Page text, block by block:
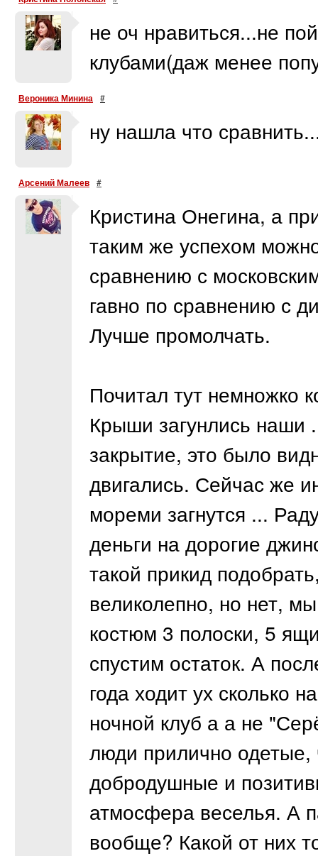
не оч нравиться...не
клубами(даж менее
Вероника Минина #
ну нашла что
Арсений Малеев #
Кристина Онегина, а
таким же успехом
сравнению с
гавно по сравнению с
Лучше промолчать.
Почитал тут немножко
Крыши загунлись наши
закрытие, это было
двигались. Сейчас же
мореми загнутся ...
деньги на дорогие
такой прикид
великолепно, но нет,
костюм 3 полоски, 5
спустим остаток. А
года ходит ух сколько
ночной клуб а а не
люди прилично одетые,
добродушные и
атмосфера веселья. А
вообще? Какой от них